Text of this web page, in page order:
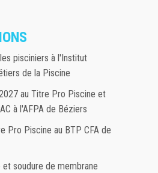
pisciniers à l'Institut
de la Piscine
au Titre Pro Piscine et
à l'AFPA de Béziers
Pro Piscine au BTP CFA de
soudure de membrane